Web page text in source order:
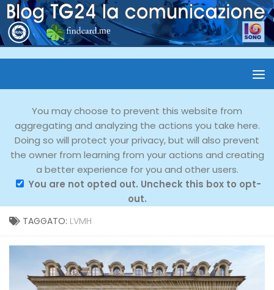
You may choose to prevent this website from
aggregating and analyzing the actions you take here.
Doing so will protect your privacy, but will also prevent
the owner from learning from your actions and creating
a better experience for you and other users.
You are not opted out. Uncheck this box to opt-
out.
TAGGATO: LVMH